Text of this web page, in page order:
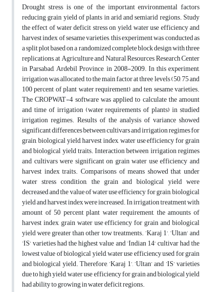
Drought stress is one of the important environmental factors
reducing grain yield of plants in arid and semiarid regions. Study
the effect of water deficit stress on yield, water use efficiency and
harvest index of sesame varieties, this experiment was conducted as
a split plot based on a randomized complete block design with three
replications, at Agriculture and Natural Resources Research Center
in Parsabad, Ardebil Province, in 2008-2009. In this experiment,
irrigation was allocated to the main factor at three levels (50, 75 and
100 percent of plant water requirement) and ten sesame varieties.
The CROPWAT-4 software was applied to calculate the amount
and time of irrigation (water requirements of plants) in studied
irrigation regimes. Results of the analysis of variance showed
significant differences between cultivars and irrigation regimes for
grain, biological yield, harvest index, water use efficiency for grain
and biological yield traits. Interaction between irrigation regimes
and cultivars were significant on grain water use efficiency and
harvest index traits. Comparisons of means showed that under
water stress condition, the grain and biological yield were
decreased and the value of water use efficiency for grain, biological
yield and harvest index were increased. In irrigation treatment with
amount of 50 percent plant water requirement, the amounts of
harvest index, grain water use efficiency for grain and biological
yield were greater than other tow treatments. ’Karaj 1‘, ’Ultan‘ and
’IS‘ varieties had the highest value and ’Indian 14‘ cultivar had the
lowest value of biological yield, water use efficiency used for grain
and biological yield. Therefore, ’Karaj 1‘, ’Ultan‘ and ’IS‘ varieties
due to high yield, water use efficiency for grain and biological yield
had ability to growing in water deficit regions.